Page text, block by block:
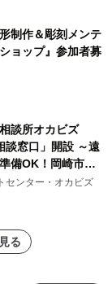
制作＆彫刻メンテ
ョップ』参加者募
談所オカビズ
談窓口」開設 ～遠
備OK！岡崎市を
ちに～
センター・オカビズ
る